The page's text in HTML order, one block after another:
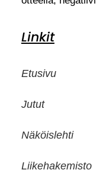
Linkit
Etusivu
Jutut
Näköislehti
Liikehakemisto